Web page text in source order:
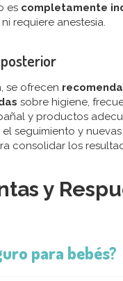
es completamente
requiere anestesia.
se ofrecen
sobre higiene,
y productos
seguimiento y nuevas
consolidar los
y
para bebés?